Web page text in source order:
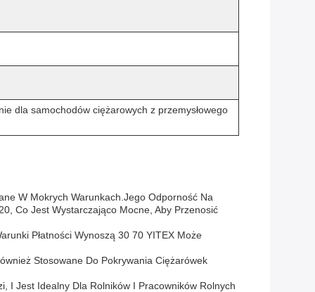
dla samochodów ciężarowych z przemysłowego
W Mokrych Warunkach.Jego Odporność Na
Co Jest Wystarczająco Mocne, Aby Przenosić
Płatności Wynoszą 30 70 YITEX Może
Stosowane Do Pokrywania Ciężarówek
I Jest Idealny Dla Rolników I Pracowników Rolnych